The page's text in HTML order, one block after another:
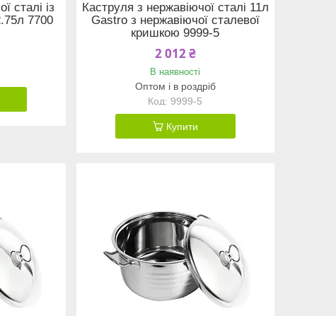
сталі із
7700
Каструля з нержавіючої сталі 11л
Gastro з нержавіючої сталевої
кришкою 9999-5
2 012 ₴
В наявності
Оптом і в роздріб
9999-5
Купити